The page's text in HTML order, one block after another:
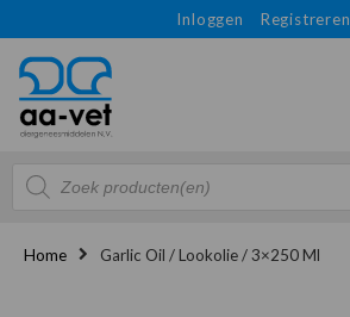
Inloggen Registreren
Producten
zoeken
Home Garlic Oil / Lookolie / 3×250 Ml